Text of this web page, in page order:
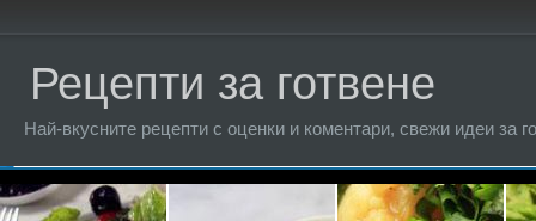
Рецепти за готвене
Най-вкусните рецепти с оценки и коментари, свежи идеи за